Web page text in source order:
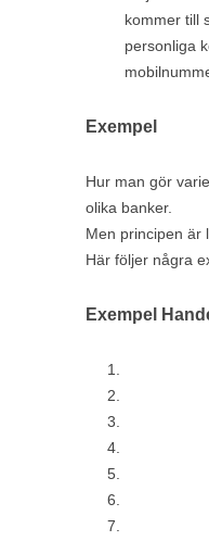
kommer till
personliga
Exempel
Hur man gör
olika banker.
Men principen är
Här följer några
Exempel